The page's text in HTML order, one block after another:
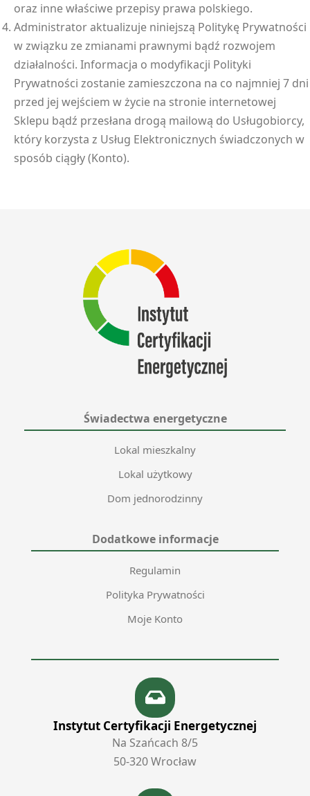
oraz inne właściwe przepisy prawa polskiego.
Administrator aktualizuje niniejszą Politykę Prywatności
w związku ze zmianami prawnymi bądź rozwojem
działalności. Informacja o modyfikacji Polityki
Prywatności zostanie zamieszczona na co najmniej 7 dni
przed jej wejściem w życie na stronie internetowej
Sklepu bądź przesłana drogą mailową do Usługobiorcy,
który korzysta z Usług Elektronicznych świadczonych w
sposób ciągły (Konto).
Świadectwa energetyczne
Lokal mieszkalny
Lokal użytkowy
Dom jednorodzinny
Dodatkowe informacje
Regulamin
Polityka Prywatności
Moje Konto
Instytut Certyfikacji Energetycznej
Na Szańcach 8/5
50‑320 Wrocław